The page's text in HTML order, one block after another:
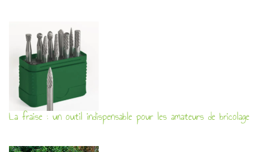
La fraise : un outil indispensable pour les amateurs de bricolage